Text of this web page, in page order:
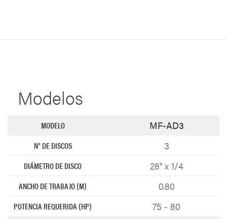
Modelos
MF-AD3
3
28" x 1/4
0.80
75 - 80